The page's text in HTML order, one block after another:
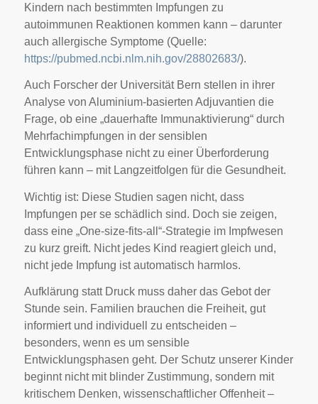
Kindern nach bestimmten Impfungen zu
autoimmunen Reaktionen kommen kann – darunter
auch allergische Symptome (Quelle:
https://pubmed.ncbi.nlm.nih.gov/28802683/).
Auch Forscher der Universität Bern stellen in ihrer
Analyse von Aluminium-basierten Adjuvantien die
Frage, ob eine „dauerhafte Immunaktivierung“ durch
Mehrfachimpfungen in der sensiblen
Entwicklungsphase nicht zu einer Überforderung
führen kann – mit Langzeitfolgen für die Gesundheit.
Wichtig ist: Diese Studien sagen nicht, dass
Impfungen per se schädlich sind. Doch sie zeigen,
dass eine „One-size-fits-all“-Strategie im Impfwesen
zu kurz greift. Nicht jedes Kind reagiert gleich und,
nicht jede Impfung ist automatisch harmlos.
Aufklärung statt Druck muss daher das Gebot der
Stunde sein. Familien brauchen die Freiheit, gut
informiert und individuell zu entscheiden –
besonders, wenn es um sensible
Entwicklungsphasen geht. Der Schutz unserer Kinder
beginnt nicht mit blinder Zustimmung, sondern mit
kritischem Denken, wissenschaftlicher Offenheit –